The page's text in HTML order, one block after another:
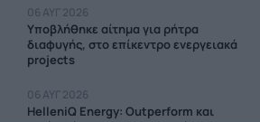
06 ΑΥΓ 2026
Υποβλήθηκε αίτημα για ρήτρα
διαφυγής, στο επίκεντρο ενεργειακά
projects
06 ΑΥΓ 2026
HelleniQ Energy: Outperform και